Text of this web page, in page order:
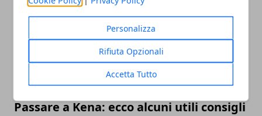
Personalizza
Rifiuta Opzionali
Accetta Tutto
Passare a Kena: ecco alcuni utili consigli